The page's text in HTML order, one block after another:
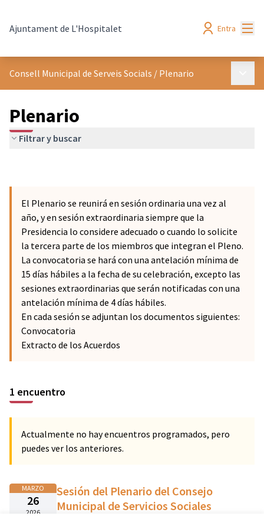
Ajuntament de L'Hospitalet Entra
Consell Municipal de Serveis Socials / Plenario
Plenario
Filtrar y buscar
El Plenario se reunirá en sesión ordinaria una vez al
año, y en sesión extraordinaria siempre que la
Presidencia lo considere adecuado o cuando lo solicite
la tercera parte de los miembros que integran el Pleno.
La convocatoria se hará con una antelación mínima de
15 días hábiles a la fecha de su celebración, excepto las
sesiones extraordinarias que serán notificadas con una
antelación mínima de 4 días hábiles.
En cada sesión se adjuntan los documentos siguientes:
Convocatoria
Extracto de los Acuerdos
1 encuentro
Actualmente no hay encuentros programados, pero
puedes ver los anteriores.
MARZO
26
2026
Sesión del Plenario del Consejo
Municipal de Servicios Sociales